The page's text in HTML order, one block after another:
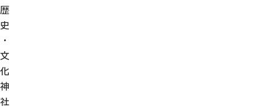
歴
史
・
文
化
神
社